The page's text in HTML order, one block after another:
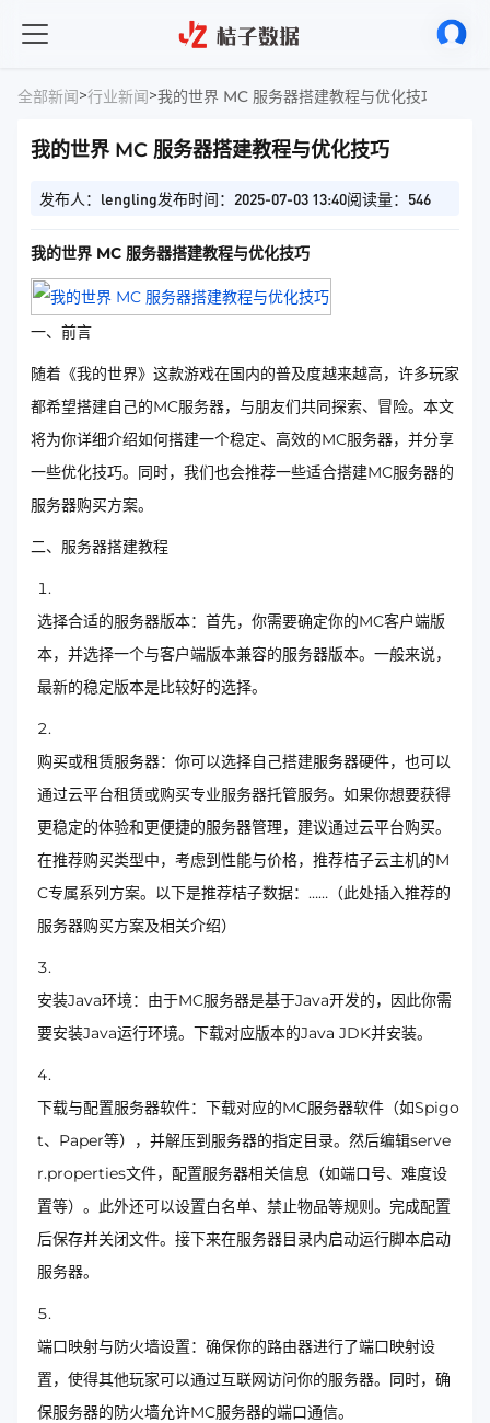
全部新闻>行业新闻>我的世界 MC 服务器搭建教程与优化技巧​
我的世界 MC 服务器搭建教程与优化技巧​
发布人：lengling发布时间：2025-07-03 13:40阅读量：546
我的世界 MC 服务器搭建教程与优化技巧
一、前言
随着《我的世界》这款游戏在国内的普及度越来越高，许多玩家
都希望搭建自己的MC服务器，与朋友们共同探索、冒险。本文
将为你详细介绍如何搭建一个稳定、高效的MC服务器，并分享
一些优化技巧。同时，我们也会推荐一些适合搭建MC服务器的
服务器购买方案。
二、服务器搭建教程
选择合适的服务器版本：首先，你需要确定你的MC客户端版
本，并选择一个与客户端版本兼容的服务器版本。一般来说，
最新的稳定版本是比较好的选择。
购买或租赁服务器：你可以选择自己搭建服务器硬件，也可以
通过云平台租赁或购买专业服务器托管服务。如果你想要获得
更稳定的体验和更便捷的服务器管理，建议通过云平台购买。
在推荐购买类型中，考虑到性能与价格，推荐桔子云主机的M
C专属系列方案。以下是推荐桔子数据：……（此处插入推荐的
服务器购买方案及相关介绍）
安装Java环境：由于MC服务器是基于Java开发的，因此你需
要安装Java运行环境。下载对应版本的Java JDK并安装。
下载与配置服务器软件：下载对应的MC服务器软件（如Spigo
t、Paper等），并解压到服务器的指定目录。然后编辑serve
r.properties文件，配置服务器相关信息（如端口号、难度设
置等）。此外还可以设置白名单、禁止物品等规则。完成配置
后保存并关闭文件。接下来在服务器目录内启动运行脚本启动
服务器。
端口映射与防火墙设置：确保你的路由器进行了端口映射设
置，使得其他玩家可以通过互联网访问你的服务器。同时，确
保服务器的防火墙允许MC服务器的端口通信。